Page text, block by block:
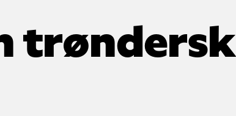
trøndersk